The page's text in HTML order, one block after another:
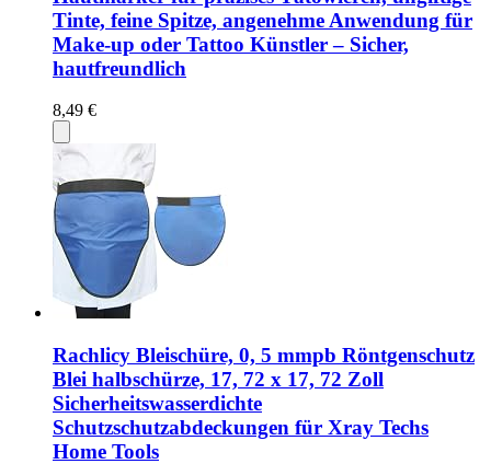
Tinte, feine Spitze, angenehme Anwendung für
Make-up oder Tattoo Künstler – Sicher,
hautfreundlich
8,49 €
Rachlicy Bleischüre, 0, 5 mmpb Röntgenschutz
Blei halbschürze, 17, 72 x 17, 72 Zoll
Sicherheitswasserdichte
Schutzschutzabdeckungen für Xray Techs
Home Tools